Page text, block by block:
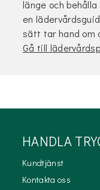
länge och
en
sätt tar hand om
Gå till
HANDLA
Kundtjänst
Kontakta oss